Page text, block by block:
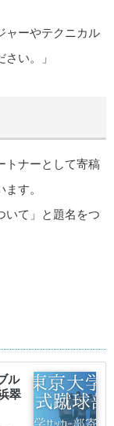
ャーやテクニカル
い。」
トナーとして寄稿
す。
いて」と題名をつ